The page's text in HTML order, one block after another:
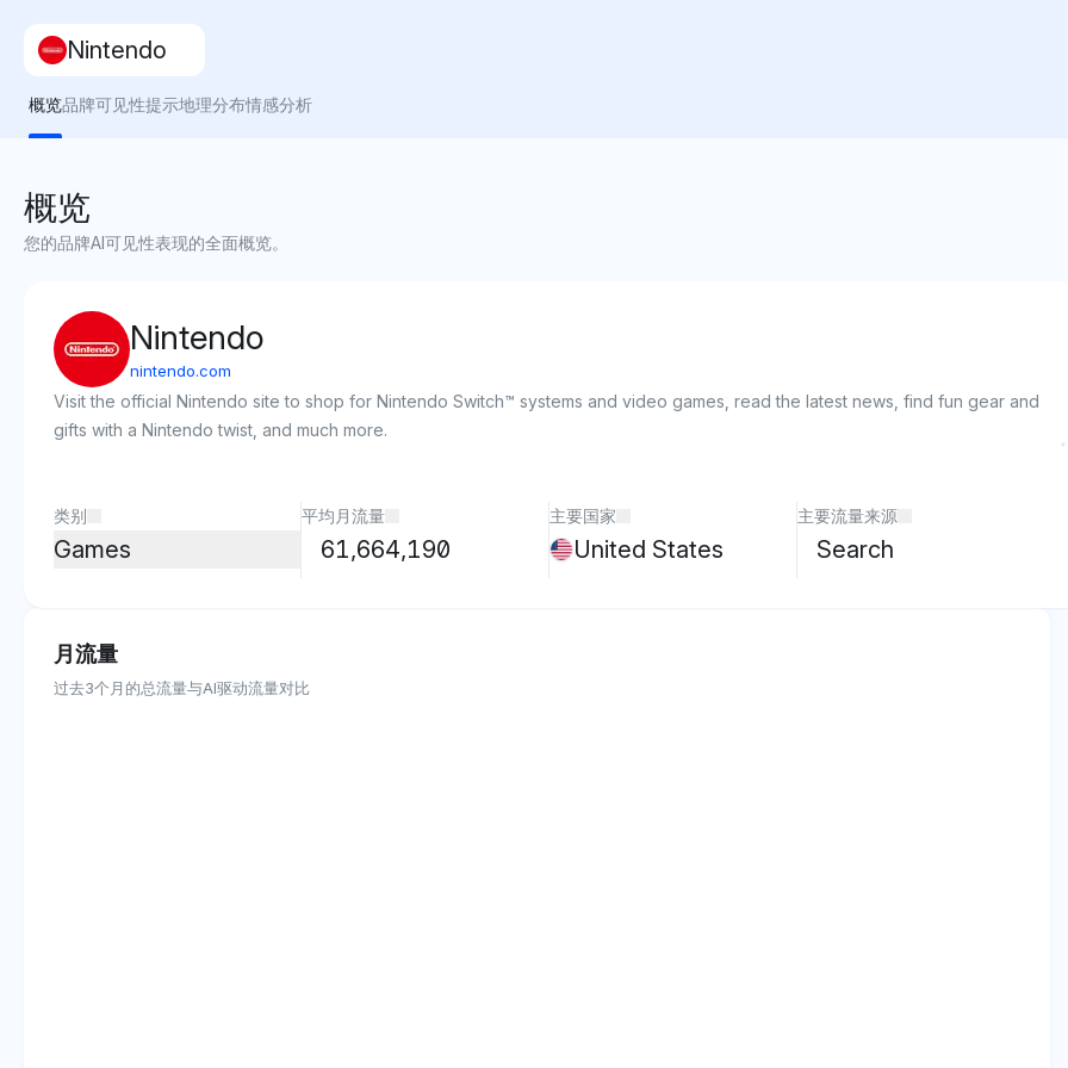
Nintendo
概览品牌可见性提示地理分布情感分析
概览
您的品牌AI可见性表现的全面概览。
Nintendo
nintendo.com
Visit the official Nintendo site to shop for Nintendo Switch™ systems and video games, read the latest news, find fun gear and
gifts with a Nintendo twist, and much more.
类别
Games
平均月流量
61,664,190
主要国家
United States
主要流量来源
Search
月流量
过去3个月的总流量与AI驱动流量对比